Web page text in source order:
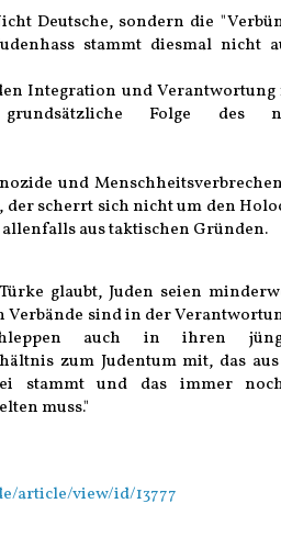
Deutsche, sondern die
stammt diesmal nicht
Integration und Verantwortung
Folge des
und
der scherrt sich nicht um den
aus taktischen Gründen.
glaubt, Juden seien
sind in der
auch in ihren
zum Judentum mit, das
stammt und das immer
muss."
article/view/id/13777